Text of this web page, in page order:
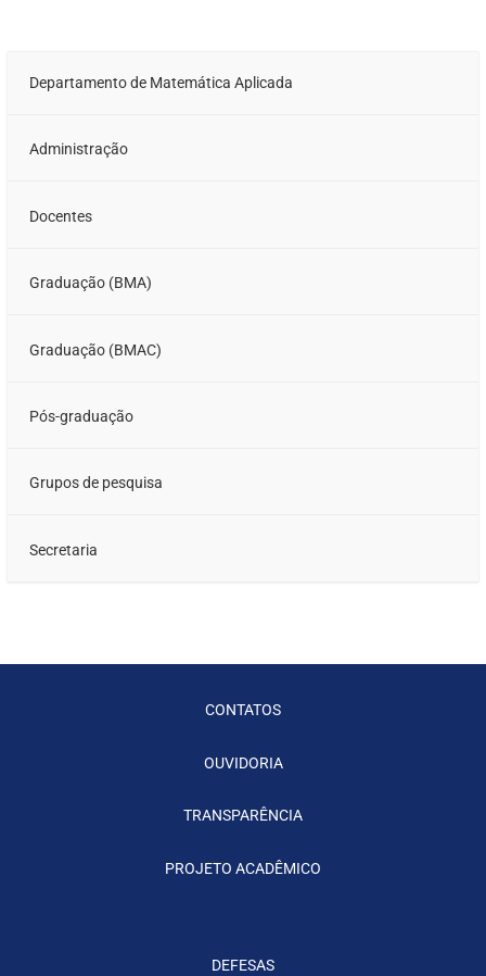
Departamento de Matemática Aplicada
Administração
Docentes
Graduação (BMA)
Graduação (BMAC)
Pós-graduação
Grupos de pesquisa
Secretaria
CONTATOS
OUVIDORIA
TRANSPARÊNCIA
PROJETO ACADÊMICO
DEFESAS